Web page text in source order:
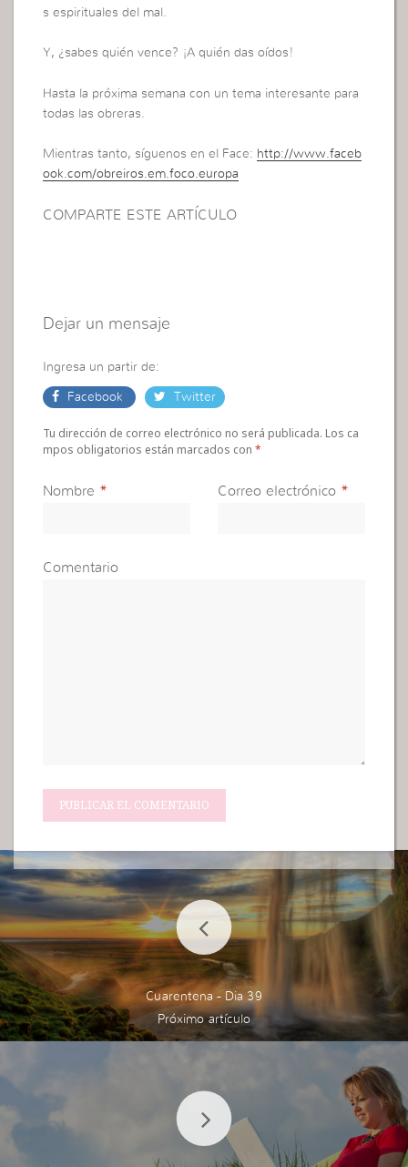
s espirituales del mal.
Y, ¿sabes quién vence? ¡A quién das oídos!
Hasta la próxima semana con un tema interesante para
todas las obreras.
Mientras tanto, síguenos en el Face: http://www.faceb
ook.com/obreiros.em.foco.europa
COMPARTE ESTE ARTÍCULO
Dejar un mensaje
Ingresa un partir de:
Facebook Twitter
Tu dirección de correo electrónico no será publicada. Los ca
mpos obligatorios están marcados con*
Nombre * Correo electrónico *
Comentario
Cuarentena - Dia 39